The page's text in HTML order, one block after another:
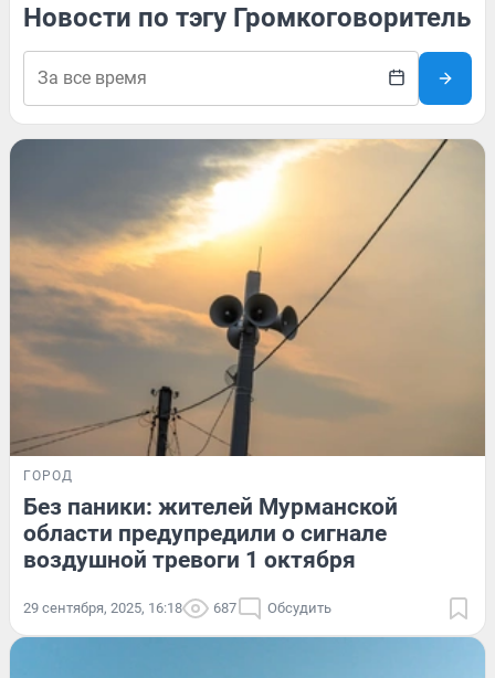
Новости по тэгу Громкоговоритель
ГОРОД
Без паники: жителей Мурманской
области предупредили о сигнале
воздушной тревоги 1 октября
29 сентября, 2025, 16:18 687 Обсудить